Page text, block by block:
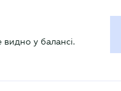
видно у балансі.